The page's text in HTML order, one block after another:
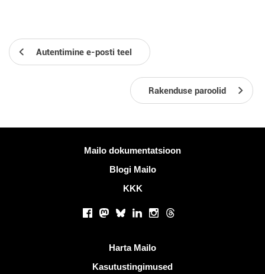
Autentimine e-posti teel
Rakenduse paroolid
Rohkem informatsiooniMailo dokumentatsioon
Blogi Mailo
KKK
Facebook
Mastodon
BlueskyLinkedInInstagram
Threads
Harta Mailo
Kasutustingimused